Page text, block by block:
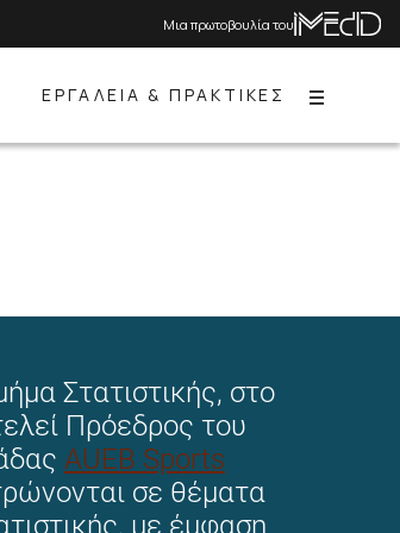
Μια πρωτοβουλία του
ΕΡΓΑΛΕΙΑ & ΠΡΑΚΤΙΚΕΣ Menu
Στατιστικής, στο
Πρόεδρος του
AUEB Sports
σε θέματα
με έμφαση